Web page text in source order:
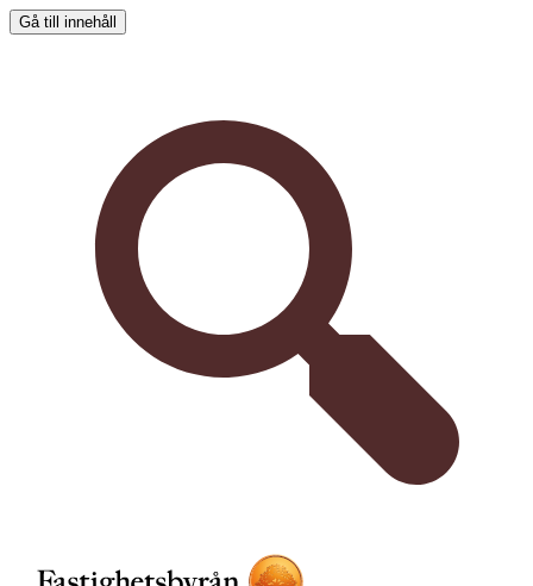
Gå till innehåll